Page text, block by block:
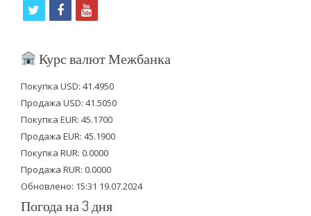
i
t
e
r
f
c
b
o
o
k
y
u
u
b
e
Курс валют Межбанка
Покупка USD: 41.4950
Продажа USD: 41.5050
Покупка EUR: 45.1700
Продажа EUR: 45.1900
Покупка RUR: 0.0000
Продажа RUR: 0.0000
Обновлено: 15:31 19.07.2024
Погода на 3 дня